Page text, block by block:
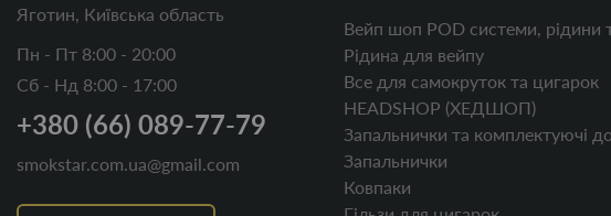
Яготин, Київська область
Пн - Пт 8:00 - 20:00
Сб - Нд 8:00 - 17:00
+380 (66) 089-77-79
smokstar.com.ua@gmail.com
Вейп шоп POD системи, рідини
Рідина для вейпу
Все для самокруток та цигарок
HEADSHOP (ХЕДШОП)
Запальнички та комплектуючі
Запальнички
Ковпаки